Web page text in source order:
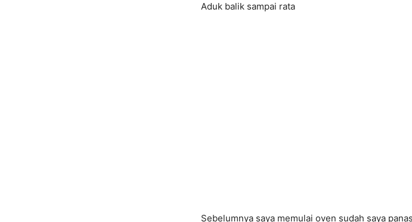
Aduk balik sampai rata
Sebelumnya saya memulai oven sudah saya